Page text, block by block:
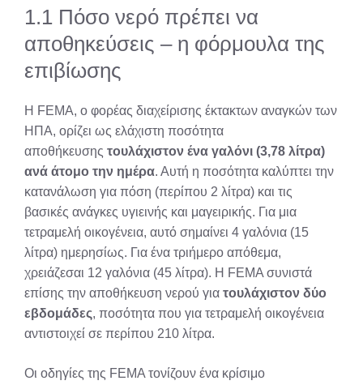
1.1 Πόσο νερό πρέπει να
αποθηκεύσεις – η φόρμουλα της
επιβίωσης
Η FEMA, ο φορέας διαχείρισης έκτακτων αναγκών των
ΗΠΑ, ορίζει ως ελάχιστη ποσότητα
αποθήκευσης τουλάχιστον ένα γαλόνι (3,78 λίτρα)
ανά άτομο την ημέρα. Αυτή η ποσότητα καλύπτει την
κατανάλωση για πόση (περίπου 2 λίτρα) και τις
βασικές ανάγκες υγιεινής και μαγειρικής. Για μια
τετραμελή οικογένεια, αυτό σημαίνει 4 γαλόνια (15
λίτρα) ημερησίως. Για ένα τριήμερο απόθεμα,
χρειάζεσαι 12 γαλόνια (45 λίτρα). Η FEMA συνιστά
επίσης την αποθήκευση νερού για τουλάχιστον δύο
εβδομάδες, ποσότητα που για τετραμελή οικογένεια
αντιστοιχεί σε περίπου 210 λίτρα.
Οι οδηγίες της FEMA τονίζουν ένα κρίσιμο